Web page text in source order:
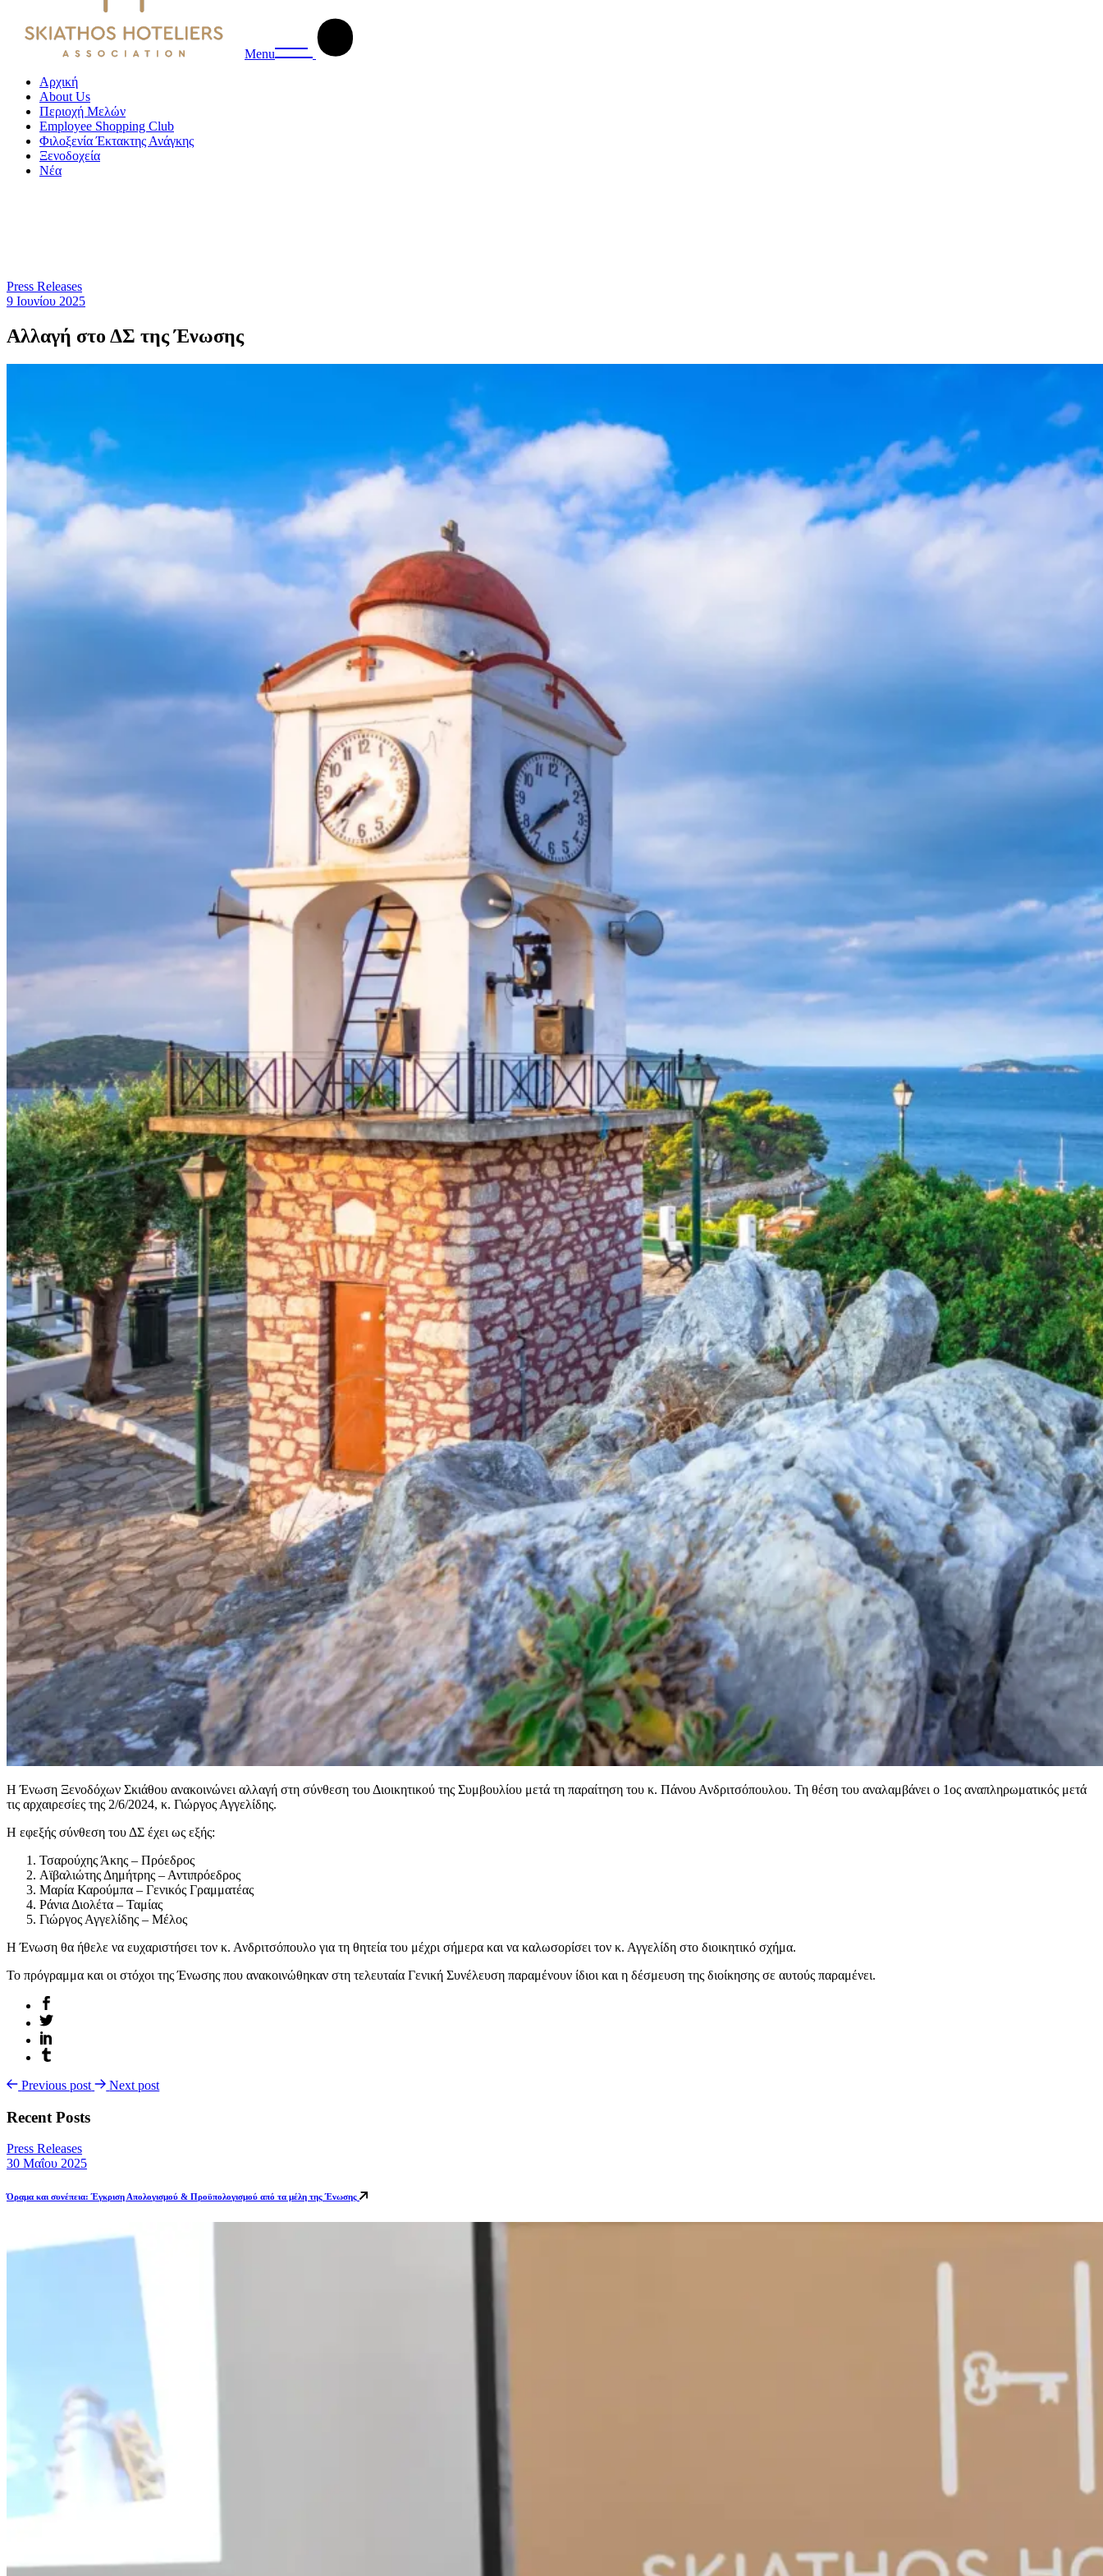
Menu
Αρχική
About Us
Περιοχή Μελών
Employee Shopping Club
Φιλοξενία Έκτακτης Ανάγκης
Ξενοδοχεία
Νέα
Press Releases
9 Ιουνίου 2025
Αλλαγή στο ΔΣ της Ένωσης
Η Ένωση Ξενοδόχων Σκιάθου ανακοινώνει αλλαγή στη σύνθεση του Διοικητικού της Συμβουλίου μετά τη παραίτηση του κ. Πάνου Ανδριτσόπουλου. Τη θέση του αναλαμβάνει ο 1ος αναπληρωματικός μετά
τις αρχαιρεσίες της 2/6/2024, κ. Γιώργος Αγγελίδης.
Η εφεξής σύνθεση του ΔΣ έχει ως εξής:
Τσαρούχης Άκης – Πρόεδρος
Αϊβαλιώτης Δημήτρης – Αντιπρόεδρος
Μαρία Καρούμπα – Γενικός Γραμματέας
Ράνια Διολέτα – Ταμίας
Γιώργος Αγγελίδης – Μέλος
Η Ένωση θα ήθελε να ευχαριστήσει τον κ. Ανδριτσόπουλο για τη θητεία του μέχρι σήμερα και να καλωσορίσει τον κ. Αγγελίδη στο διοικητικό σχήμα.
Το πρόγραμμα και οι στόχοι της Ένωσης που ανακοινώθηκαν στη τελευταία Γενική Συνέλευση παραμένουν ίδιοι και η δέσμευση της διοίκησης σε αυτούς παραμένει.
Previous post Next post
Recent Posts
Press Releases
30 Μαΐου 2025
Όραμα και συνέπεια: Έγκριση Απολογισμού & Προϋπολογισμού από τα μέλη της Ένωσης